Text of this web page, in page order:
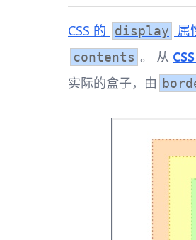
CSS 的 display 属
contents 。 从
实际的盒子，由